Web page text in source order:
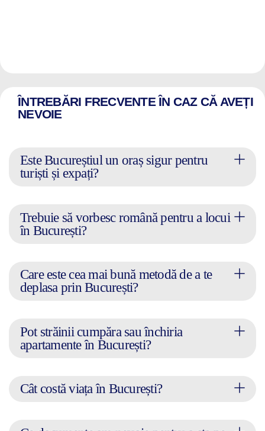
ÎNTREBĂRI FRECVENTE ÎN CAZ CĂ AVEȚI
NEVOIE
Este Bucureștiul un oraș sigur pentru
turiști și expați?
Trebuie să vorbesc română pentru a locui
în București?
Care este cea mai bună metodă de a te
deplasa prin București?
Pot străinii cumpăra sau închiria
apartamente în București?
Cât costă viața în București?